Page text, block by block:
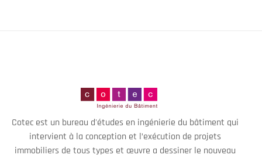
Cotec est un bureau d'études en ingénierie du bâtiment qui
intervient à la conception et l’exécution de projets
immobiliers de tous types et œuvre a dessiner le nouveau